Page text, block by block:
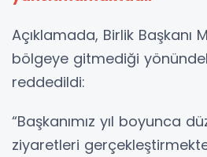
Açıklamada, Birlik Başkanı
bölgeye gitmediği
reddedildi:
“Başkanımız yıl boyunca
ziyaretleri